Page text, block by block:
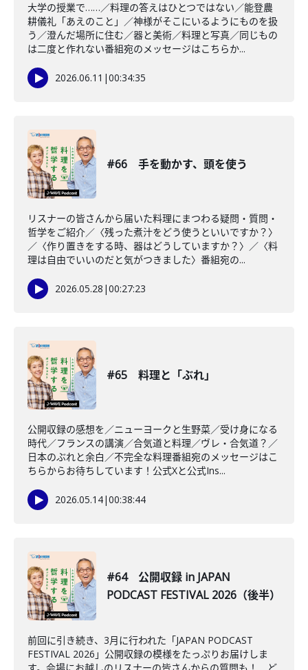
大学の授業で……／料理の答えはひとつではない／能登農
耕儀礼「あえのこと」／神様がそこにいるようにものを扱
う／澄んだ場所に住む／器と美術／料理と写真／同じもの
は二度と作れない番組宛のメッセージはこちらか...
2026.06.11 |00:34:35
#66 手を動かす、頭を使う
リスナーの皆さんから届いた料理にまつわる疑問・質問・
哲学をご紹介／〈残った煮汁をどう使うといいですか？〉
／〈作り置きをする時、器はどうしていますか？〉／〈料
理は自由でいいのだと気がつきました〉番組宛の...
2026.05.28 |00:27:23
#65 料理と「ぶれ」
公開収録の感想を／ニューヨークと生野菜／受け身になる
時代／フランスの講演／合気道と料理／ヴレ・合気道？／
日本のぶれと余白／不完全な料理番組宛のメッセージはこ
ちらからお待ちしています！公式Xと公式Ins...
2026.05.14|00:38:44
#64 公開収録 in JAPAN
PODCAST FESTIVAL 2026（後半）
前回に引き続き、3月に行われた「JAPAN PODCAST
FESTIVAL 2026」公開収録の模様をたっぷりお届けしま